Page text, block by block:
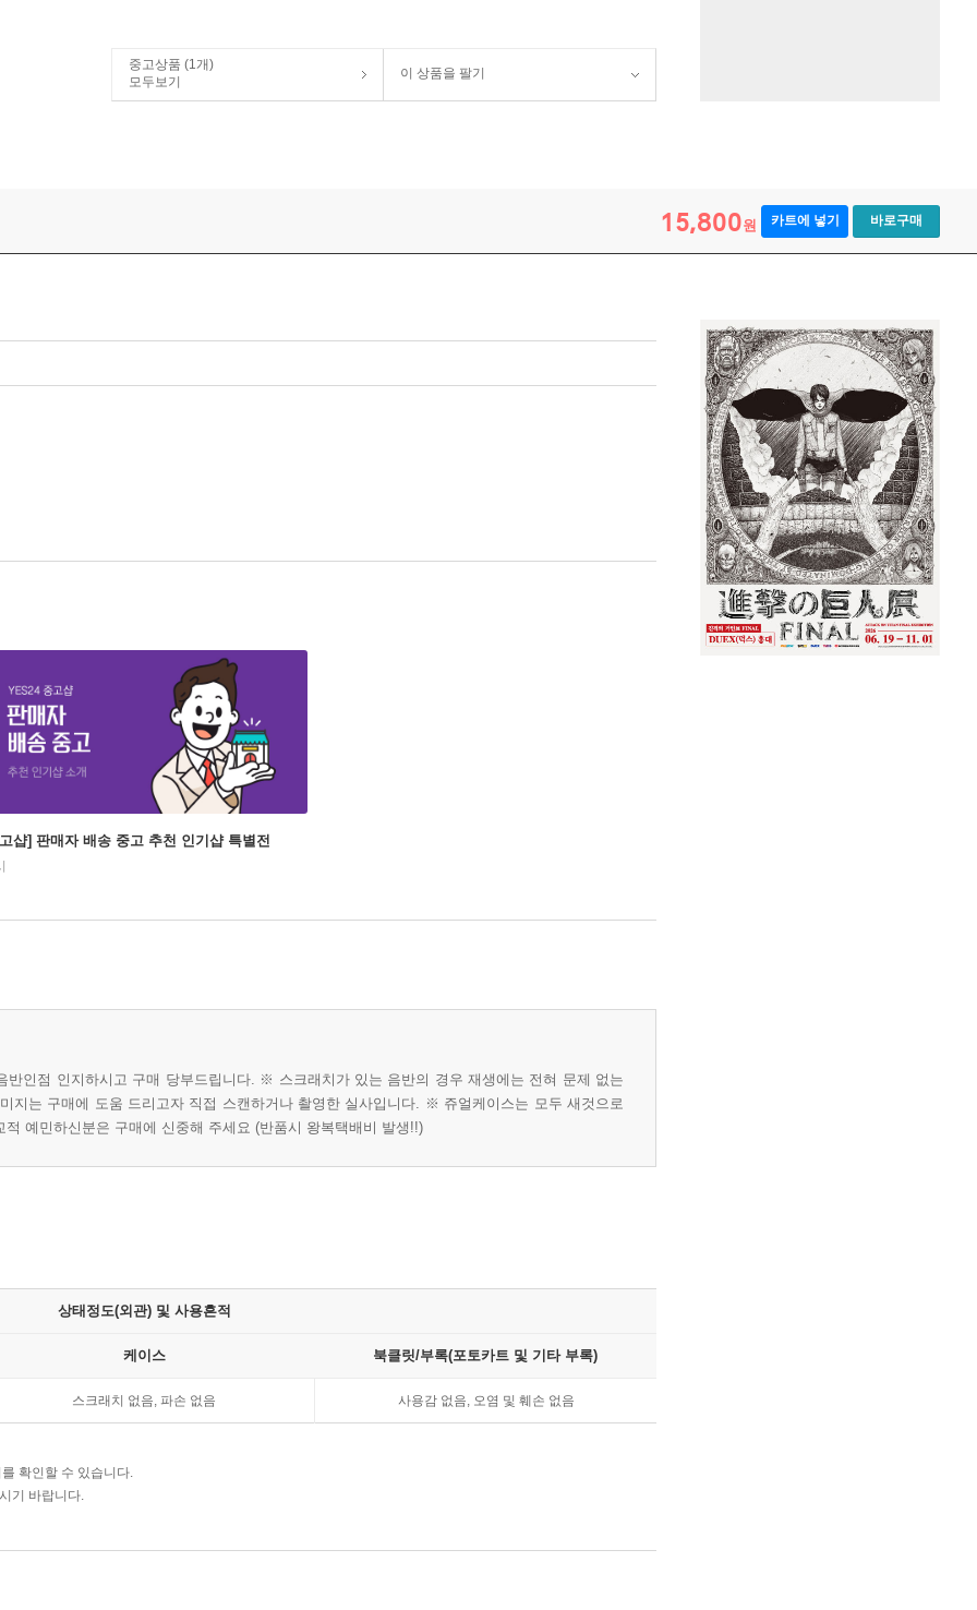
중고상품 (1개)
모두보기
이 상품을 팔기
15,800원 카트에 넣기 바로구매
샵] 판매자 배송 중고 추천 인기샵 특별전
인점 인지하시고 구매 당부드립니다. ※ 스크래치가 있는 음반의 경우 재생에는 전혀 문제 없는
지는 구매에 도움 드리고자 직접 스캔하거나 촬영한 실사입니다. ※ 쥬얼케이스는 모두 새것으로
예민하신분은 구매에 신중해 주세요 (반품시 왕복택배비 발생!!)
상태정도(외관) 및 사용흔적
케이스 북클릿/부록(포토카트 및 기타 부록)
스크래치 없음, 파손 없음 사용감 없음, 오염 및 훼손 없음
확인할 수 있습니다.
기 바랍니다.